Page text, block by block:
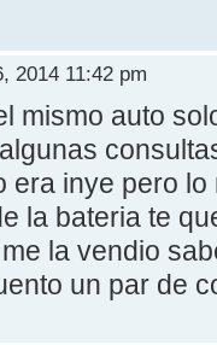
2014 11:42 pm
mismo auto
era inye pero
la bateria te
la vendio
un par de